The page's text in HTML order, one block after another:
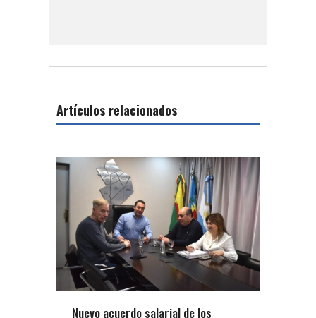
Artículos relacionados
Nuevo acuerdo salarial de los